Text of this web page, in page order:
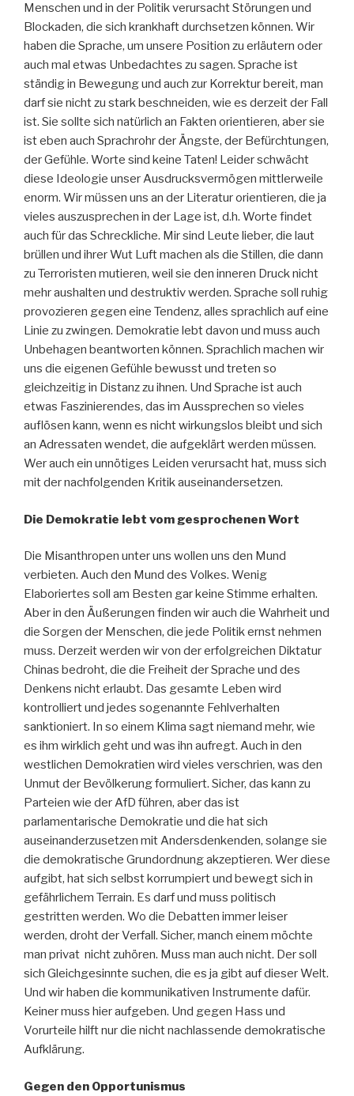
Menschen und in der Politik verursacht Störungen und
Blockaden, die sich krankhaft durchsetzen können. Wir
haben die Sprache, um unsere Position zu erläutern oder
auch mal etwas Unbedachtes zu sagen. Sprache ist
ständig in Bewegung und auch zur Korrektur bereit, man
darf sie nicht zu stark beschneiden, wie es derzeit der Fall
ist. Sie sollte sich natürlich an Fakten orientieren, aber sie
ist eben auch Sprachrohr der Ängste, der Befürchtungen,
der Gefühle. Worte sind keine Taten! Leider schwächt
diese Ideologie unser Ausdrucksvermögen mittlerweile
enorm. Wir müssen uns an der Literatur orientieren, die ja
vieles auszusprechen in der Lage ist, d.h. Worte findet
auch für das Schreckliche. Mir sind Leute lieber, die laut
brüllen und ihrer Wut Luft machen als die Stillen, die dann
zu Terroristen mutieren, weil sie den inneren Druck nicht
mehr aushalten und destruktiv werden. Sprache soll ruhig
provozieren gegen eine Tendenz, alles sprachlich auf eine
Linie zu zwingen. Demokratie lebt davon und muss auch
Unbehagen beantworten können. Sprachlich machen wir
uns die eigenen Gefühle bewusst und treten so
gleichzeitig in Distanz zu ihnen. Und Sprache ist auch
etwas Faszinierendes, das im Aussprechen so vieles
auflösen kann, wenn es nicht wirkungslos bleibt und sich
an Adressaten wendet, die aufgeklärt werden müssen.
Wer auch ein unnötiges Leiden verursacht hat, muss sich
mit der nachfolgenden Kritik auseinandersetzen.
Die Demokratie lebt vom gesprochenen Wort
Die Misanthropen unter uns wollen uns den Mund
verbieten. Auch den Mund des Volkes. Wenig
Elaboriertes soll am Besten gar keine Stimme erhalten.
Aber in den Äußerungen finden wir auch die Wahrheit und
die Sorgen der Menschen, die jede Politik ernst nehmen
muss. Derzeit werden wir von der erfolgreichen Diktatur
Chinas bedroht, die die Freiheit der Sprache und des
Denkens nicht erlaubt. Das gesamte Leben wird
kontrolliert und jedes sogenannte Fehlverhalten
sanktioniert. In so einem Klima sagt niemand mehr, wie
es ihm wirklich geht und was ihn aufregt. Auch in den
westlichen Demokratien wird vieles verschrien, was den
Unmut der Bevölkerung formuliert. Sicher, das kann zu
Parteien wie der AfD führen, aber das ist
parlamentarische Demokratie und die hat sich
auseinanderzusetzen mit Andersdenkenden, solange sie
die demokratische Grundordnung akzeptieren. Wer diese
aufgibt, hat sich selbst korrumpiert und bewegt sich in
gefährlichem Terrain. Es darf und muss politisch
gestritten werden. Wo die Debatten immer leiser
werden, droht der Verfall. Sicher, manch einem möchte
man privat nicht zuhören. Muss man auch nicht. Der soll
sich Gleichgesinnte suchen, die es ja gibt auf dieser Welt.
Und wir haben die kommunikativen Instrumente dafür.
Keiner muss hier aufgeben. Und gegen Hass und
Vorurteile hilft nur die nicht nachlassende demokratische
Aufklärung.
Gegen den Opportunismus